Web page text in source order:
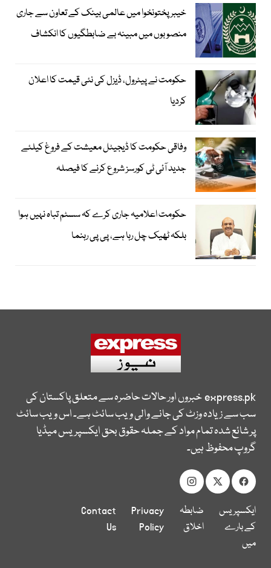
خیبرپختونخوا میں عالمی بینک کے تعاون سے جاری
منصوبوں میں مبینہ بے ضابطگیوں کا انکشاف
حکومت نے پیٹرول، ڈیزل کی نئی قیمت کا اعلان
کردیا
وفاقی حکومت کا ڈیجیٹل معیشت کے فروغ کیلئے
جدید آئی ٹی کورسز شروع کرنے کا فیصلہ
حکومت اعلامیہ جاری کرے کہ سسٹم تباہ نہیں ہوا
بلکہ ٹھیک چل رہا ہے، پی پی رہنما
express.pkخبروں اور حالات حاضرہ سے متعلق پاکستان کی
سب سے زیادہ وزٹ کی جانے والی ویب سائٹ ہے۔ اس ویب سائٹ
پر شائع شدہ تمام مواد کے جملہ حقوق بحق ایکسپریس میڈیا
گروپ محفوظ ہیں۔
ایکسپریس
کے بارے
میں
ضابطہ
اخلاق
Privacy
Policy
Contact
Us